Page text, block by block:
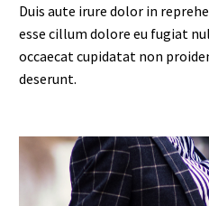
Duis aute irure dolor in
esse cillum dolore eu fugiat
occaecat cupidatat non
deserunt.